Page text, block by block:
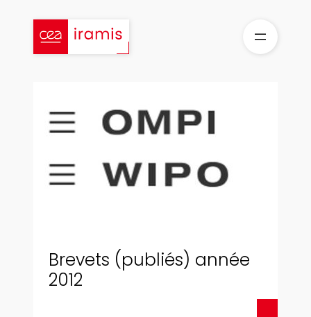
contenu
Brevets (publiés) année
2012